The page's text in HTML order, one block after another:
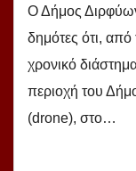
Ο Δήμος
δημότες ότι,
χρονικό
περιοχή του
(drone), στο…